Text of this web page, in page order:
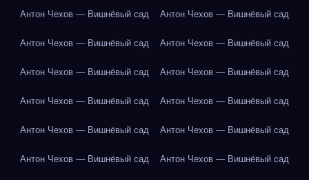
Антон Чехов — Вишнёвый сад Антон Чехов — Вишнёвый сад
Антон Чехов — Вишнёвый сад Антон Чехов — Вишнёвый сад
Антон Чехов — Вишнёвый сад Антон Чехов — Вишнёвый сад
Антон Чехов — Вишнёвый сад Антон Чехов — Вишнёвый сад
Антон Чехов — Вишнёвый сад Антон Чехов — Вишнёвый сад
Антон Чехов — Вишнёвый сад Антон Чехов — Вишнёвый сад